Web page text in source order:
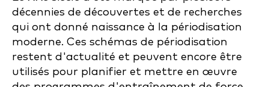
décennies de découvertes et de recherches
qui ont donné naissance à la périodisation
moderne. Ces schémas de périodisation
restent d'actualité et peuvent encore être
utilisés pour planifier et mettre en œuvre